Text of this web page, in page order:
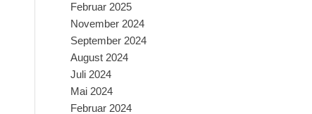
Februar 2025
November 2024
September 2024
August 2024
Juli 2024
Mai 2024
Februar 2024